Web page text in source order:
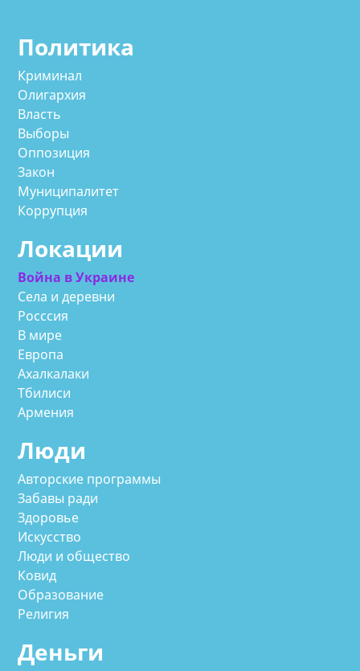
Политика
Криминал
Олигархия
Власть
Выборы
Оппозиция
Закон
Муниципалитет
Коррупция
Локации
Война в Украине
Села и деревни
Росссия
В мире
Европа
Ахалкалаки
Тбилиси
Армения
Люди
Авторские программы
Забавы ради
Здоровье
Искусство
Люди и общество
Ковид
Образование
Религия
Деньги